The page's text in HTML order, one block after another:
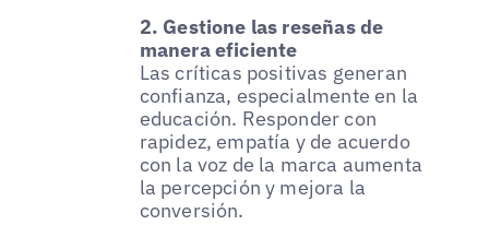
2. Gestione las reseñas de
manera eficiente
Las críticas positivas generan
confianza, especialmente en la
educación. Responder con
rapidez, empatía y de acuerdo
con la voz de la marca aumenta
la percepción y mejora la
conversión.